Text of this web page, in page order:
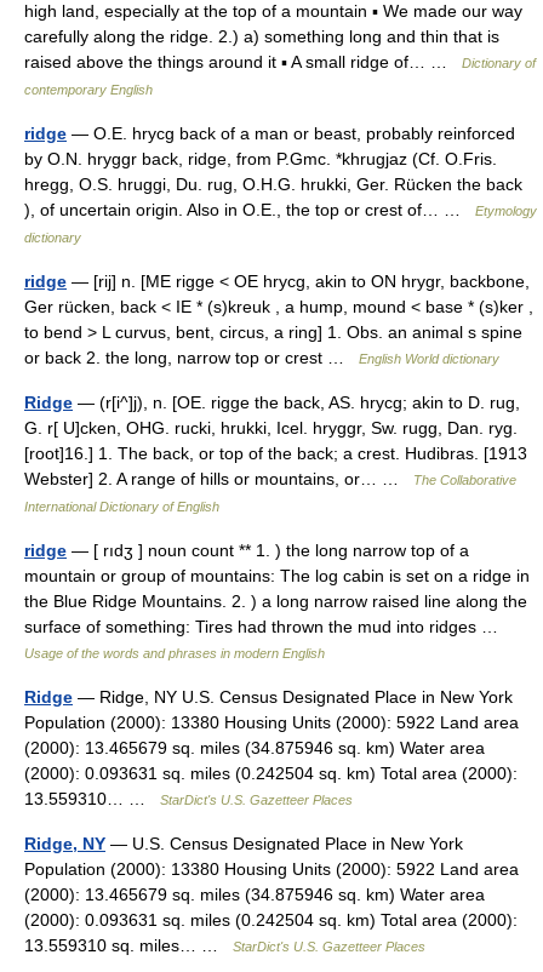
high land, especially at the top of a mountain ▪ We made our way
carefully along the ridge. 2.) a) something long and thin that is
raised above the things around it ▪ A small ridge of… …
Dictionary of
contemporary English
ridge — O.E. hrycg back of a man or beast, probably reinforced
by O.N. hryggr back, ridge, from P.Gmc. *khrugjaz (Cf. O.Fris.
hregg, O.S. hruggi, Du. rug, O.H.G. hrukki, Ger. Rücken the back
), of uncertain origin. Also in O.E., the top or crest of… …
Etymology
dictionary
ridge — [rij] n. [ME rigge < OE hrycg, akin to ON hrygr, backbone,
Ger rücken, back < IE * (s)kreuk , a hump, mound < base * (s)ker ,
to bend > L curvus, bent, circus, a ring] 1. Obs. an animal s spine
or back 2. the long, narrow top or crest …
English World dictionary
Ridge — (r[i^]j), n. [OE. rigge the back, AS. hrycg; akin to D. rug,
G. r[ U]cken, OHG. rucki, hrukki, Icel. hryggr, Sw. rugg, Dan. ryg.
[root]16.] 1. The back, or top of the back; a crest. Hudibras. [1913
Webster] 2. A range of hills or mountains, or… …
The Collaborative
International Dictionary of English
ridge — [ rıdʒ ] noun count ** 1. ) the long narrow top of a
mountain or group of mountains: The log cabin is set on a ridge in
the Blue Ridge Mountains. 2. ) a long narrow raised line along the
surface of something: Tires had thrown the mud into ridges …
Usage of the words and phrases in modern English
Ridge — Ridge, NY U.S. Census Designated Place in New York
Population (2000): 13380 Housing Units (2000): 5922 Land area
(2000): 13.465679 sq. miles (34.875946 sq. km) Water area
(2000): 0.093631 sq. miles (0.242504 sq. km) Total area (2000):
13.559310… …
StarDict's U.S. Gazetteer Places
Ridge, NY — U.S. Census Designated Place in New York
Population (2000): 13380 Housing Units (2000): 5922 Land area
(2000): 13.465679 sq. miles (34.875946 sq. km) Water area
(2000): 0.093631 sq. miles (0.242504 sq. km) Total area (2000):
13.559310 sq. miles… …
StarDict's U.S. Gazetteer Places